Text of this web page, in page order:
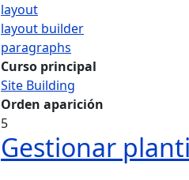
layout
layout builder
paragraphs
Curso principal
Site Building
Orden aparición
5
Gestionar